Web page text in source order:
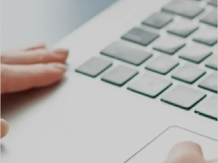
リフォームのホームページ集客
塗装会社さま向け
WEB集客支援